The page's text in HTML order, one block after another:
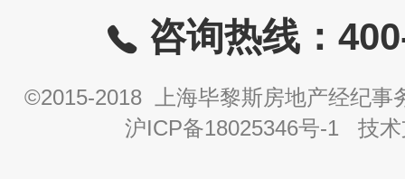
咨询热线：
©2015-2018 上海毕黎斯房地产经纪事
沪ICP备18025346号-1 技术